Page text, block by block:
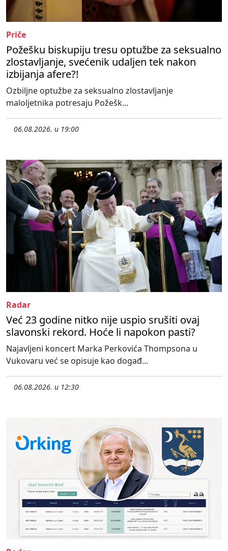
Priče
Požešku biskupiju tresu optužbe za seksualno
zlostavljanje, svećenik udaljen tek nakon
izbijanja afere?!
Ozbiljne optužbe za seksualno zlostavljanje
maloljetnika potresaju Požešk...
06.08.2026. u 19:00
Radar
Već 23 godine nitko nije uspio srušiti ovaj
slavonski rekord. Hoće li napokon pasti?
Najavljeni koncert Marka Perkovića Thompsona u
Vukovaru već se opisuje kao događ...
06.08.2026. u 12:30